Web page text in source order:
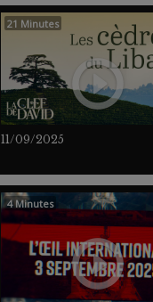
11/09/2025
21 Minutes
4 Minutes